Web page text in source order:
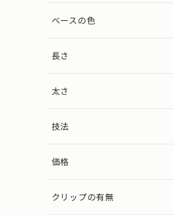
ベースの色
長さ
太さ
技法
価格
クリップの有無